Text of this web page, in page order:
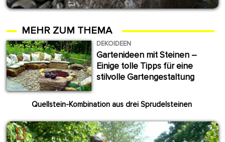
MEHR ZUM THEMA
DEKOIDEEN
Gartenideen mit Steinen –
Einige tolle Tipps für eine
stilvolle Gartengestaltung
Quellstein-Kombination aus drei Sprudelsteinen